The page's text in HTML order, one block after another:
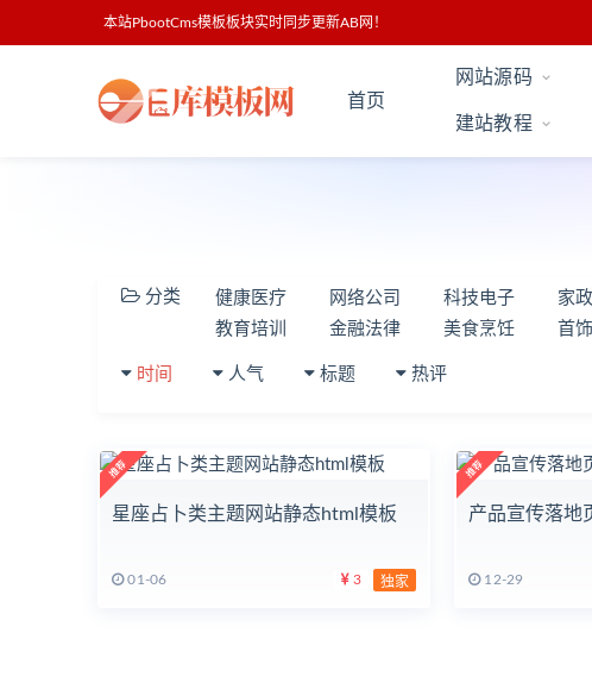
本站PbootCms模板板块实时同步更新AB网！
首页
网站源码
建站教程
分类 健康医疗 网络公司 科技电子 家
教育培训
金融法律 美食烹饪 首
时间 人气 标题 热评
星座占卜类主题网站静态html模板
01-06 3 独家
产品宣传落地
12-29